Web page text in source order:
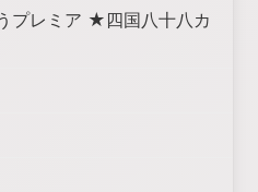
プレミア ★四国八十八カ